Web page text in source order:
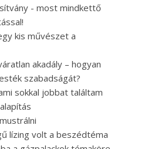
- most mindkettő
kis művészet a
akadály – hogyan
szabadságát?
sokkal jobbat találtam
lízing volt a beszédtéma